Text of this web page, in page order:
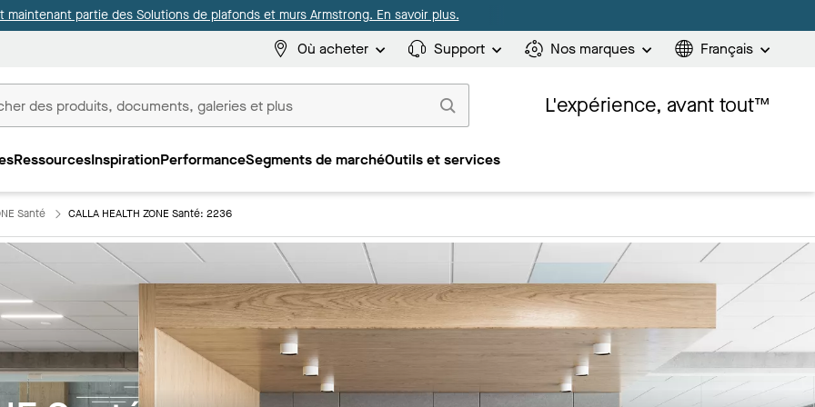
maintenant partie des Solutions de plafonds et murs Armstrong. En savoir plus.
Où acheter Support Nos marques Français
L'expérience, avant tout™
RessourcesInspirationPerformanceSegments de marchéOutils et services
Santé CALLA HEALTH ZONE Santé: 2236